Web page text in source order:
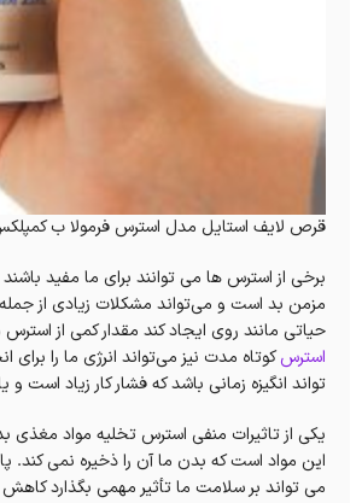
قرص لایف استایل مدل استرس فرمولا ب
برخی از استرس ها می توانند برای ما مفید
مزمن بد است و می‌تواند مشکلات زیادی از
حیاتی مانند روی ایجاد کند مقدار کمی از
استرسکوتاه مدت نیز می‌تواند انرژی ما را برای
تواند انگیزه زمانی باشد که فشار کار زیاد است و
یکی از تاثیرات منفی استرس تخلیه مواد مغذی
این مواد است که بدن ما آن را ذخیره نمی
می تواند بر سلامت ما تأثیر مهمی بگذارد